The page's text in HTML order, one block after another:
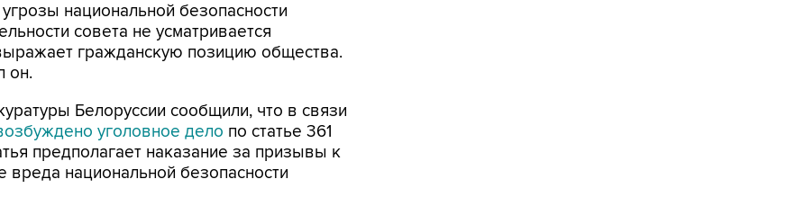
национальной безопасности
совета не усматривается
гражданскую позицию общества.
он.
Белоруссии сообщили, что в связи
уголовное дело по статье 361
предполагает наказание за призывы к
национальной безопасности